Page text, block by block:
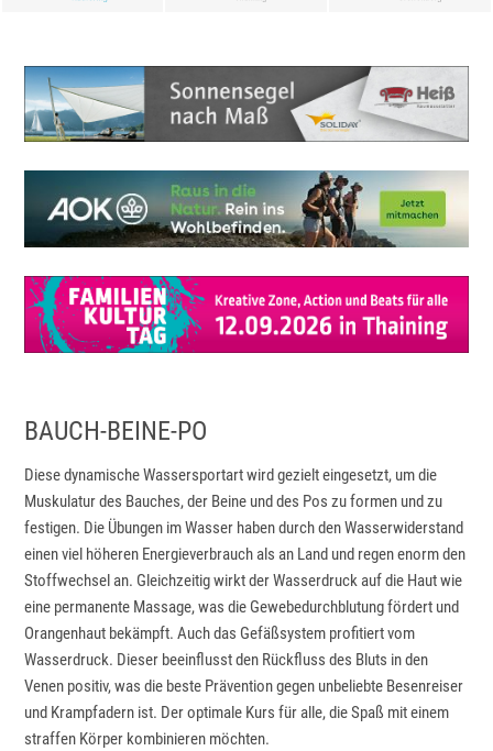
BAUCH-BEINE-PO
Diese dynamische Wassersportart wird gezielt eingesetzt, um die
Muskulatur des Bauches, der Beine und des Pos zu formen und zu
festigen. Die Übungen im Wasser haben durch den Wasserwiderstand
einen viel höheren Energieverbrauch als an Land und regen enorm den
Stoffwechsel an. Gleichzeitig wirkt der Wasserdruck auf die Haut wie
eine permanente Massage, was die Gewebedurchblutung fördert und
Orangenhaut bekämpft. Auch das Gefäßsystem profitiert vom
Wasserdruck. Dieser beeinflusst den Rückfluss des Bluts in den
Venen positiv, was die beste Prävention gegen unbeliebte Besenreiser
und Krampfadern ist. Der optimale Kurs für alle, die Spaß mit einem
straffen Körper kombinieren möchten.